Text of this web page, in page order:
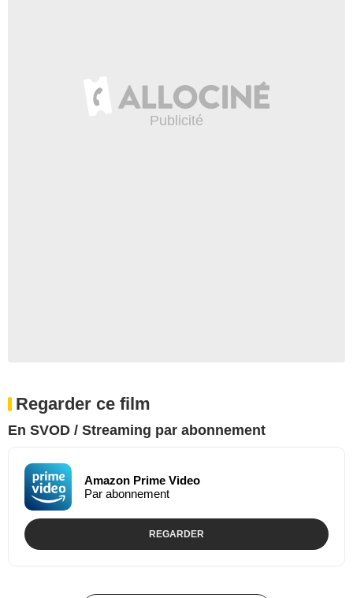
Regarder ce film
En SVOD / Streaming par abonnement
Amazon Prime Video
Par abonnement
REGARDER